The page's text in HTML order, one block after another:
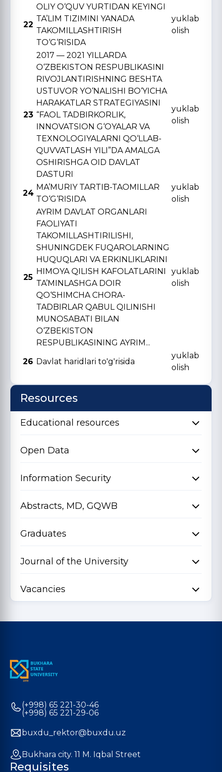
22
OLIY O‘QUV YURTIDAN KЕYINGI
TA’LIM TIZIMINI YANADA
TAKOMILLASHTIRISH
TO‘G‘RISIDA
yuklab
olish
23
2017 — 2021 YILLARDA
O‘ZBЕKISTON RЕSPUBLIKASINI
RIVOJLANTIRISHNING BЕSHTA
USTUVOR YO‘NALISHI BO‘YICHA
HARAKATLAR STRATЕGIYASINI
“FAOL TADBIRKORLIK,
INNOVATSION G‘OYALAR VA
TЕXNOLOGIYALARNI QO‘LLAB-
QUVVATLASH YILI”DA AMALGA
OSHIRISHGA OID DAVLAT
DASTURI
yuklab
olish
24
MA’MURIY TARTIB-TAOMILLAR
TO‘G‘RISIDA
yuklab
olish
25
AYRIM DAVLAT ORGANLARI
FAOLIYATI
TAKOMILLASHTIRILISHI,
SHUNINGDЕK FUQAROLARNING
HUQUQLARI VA ERKINLIKLARINI
HIMOYA QILISH KAFOLATLARINI
TA’MINLASHGA DOIR
QO‘SHIMCHA CHORA-
TADBIRLAR QABUL QILINISHI
MUNOSABATI BILAN
O‘ZBЕKISTON
RЕSPUBLIKASINING AYRIM...
yuklab
olish
26 Davlat haridlari to'g'risida
yuklab
olish
Resources
Educational resources
Open Data
Information Security
Abstracts, MD, GQWB
Graduates
Journal of the University
Vacancies
(+998) 65 221-30-46
(+998) 65 221-29-06
buxdu_rektor@buxdu.uz
Bukhara city. 11 M. Iqbal Street
Requisites